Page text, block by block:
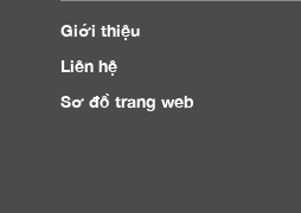
Giới thiệu
Liên hệ
Sơ đồ trang web